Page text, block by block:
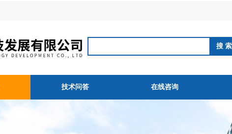
技术问答 在线咨询